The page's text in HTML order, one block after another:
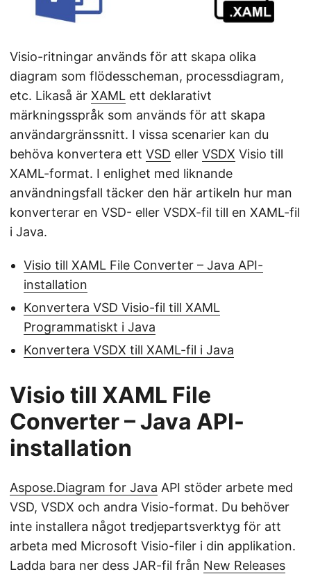
Visio-ritningar används för att skapa olika
diagram som flödesscheman, processdiagram,
etc. Likaså är XAML ett deklarativt
märkningsspråk som används för att skapa
användargränssnitt. I vissa scenarier kan du
behöva konvertera ett VSD eller VSDX Visio till
XAML-format. I enlighet med liknande
användningsfall täcker den här artikeln hur man
konverterar en VSD- eller VSDX-fil till en XAML-fil
i Java.
Visio till XAML File Converter – Java API-
installation
Konvertera VSD Visio-fil till XAML
Programmatiskt i Java
Konvertera VSDX till XAML-fil i Java
Visio till XAML File
Converter – Java API-
installation
Aspose.Diagram for Java API stöder arbete med
VSD, VSDX och andra Visio-format. Du behöver
inte installera något tredjepartsverktyg för att
arbeta med Microsoft Visio-filer i din applikation.
Ladda bara ner dess JAR-fil från New Releases